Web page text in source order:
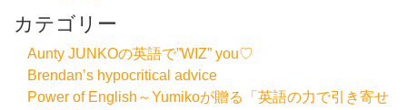
カテゴリー
Aunty JUNKOの英語で”WIZ” you♡
Brendan’s hypocritical advice
Power of English～Yumikoが贈る「英語の力で引き寄せ